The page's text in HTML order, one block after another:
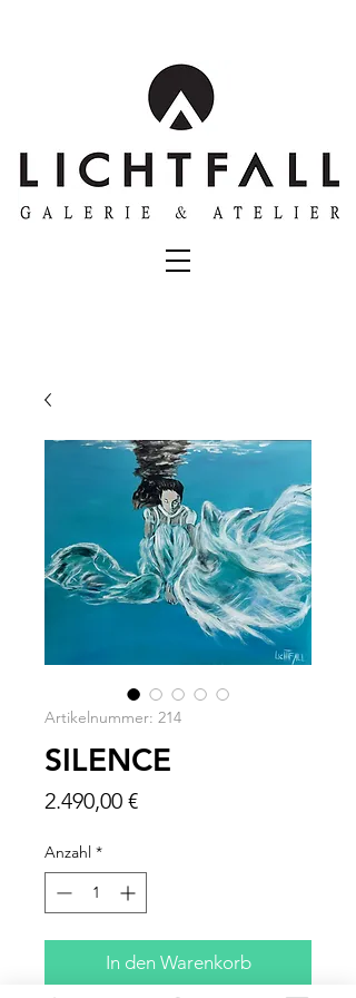
Artikelnummer: 214
SILENCE
2.490,00 €Preis
Anzahl *
In den Warenkorb